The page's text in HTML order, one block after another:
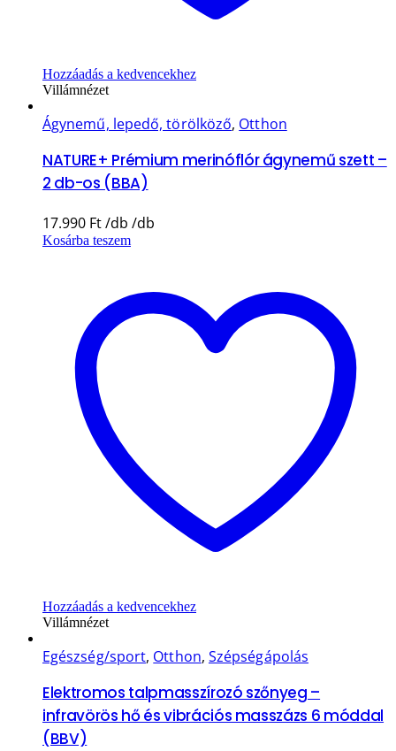
Hozzáadás a kedvencekhez
Villámnézet
Ágynemű, lepedő, törölköző, Otthon
NATURE+ Prémium merinóflór ágynemű szett –
2 db-os (BBA)
17.990 Ft
Kosárba teszem
Hozzáadás a kedvencekhez
Villámnézet
Egészség/sport, Otthon, Szépségápolás
Elektromos talpmasszírozó szőnyeg –
infravörös hő és vibrációs masszázs 6 móddal
(BBV)